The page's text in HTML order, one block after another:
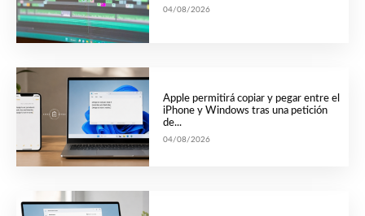
04/08/2026
Apple permitirá copiar y pegar entre el
iPhone y Windows tras una petición
de...
04/08/2026